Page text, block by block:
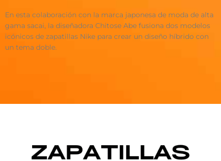
En esta colaboración con la marca japonesa de moda de alta
gama sacai, la diseñadora Chitose Abe fusiona dos modelos
icónicos de zapatillas Nike para crear un diseño híbrido con
un tema doble.